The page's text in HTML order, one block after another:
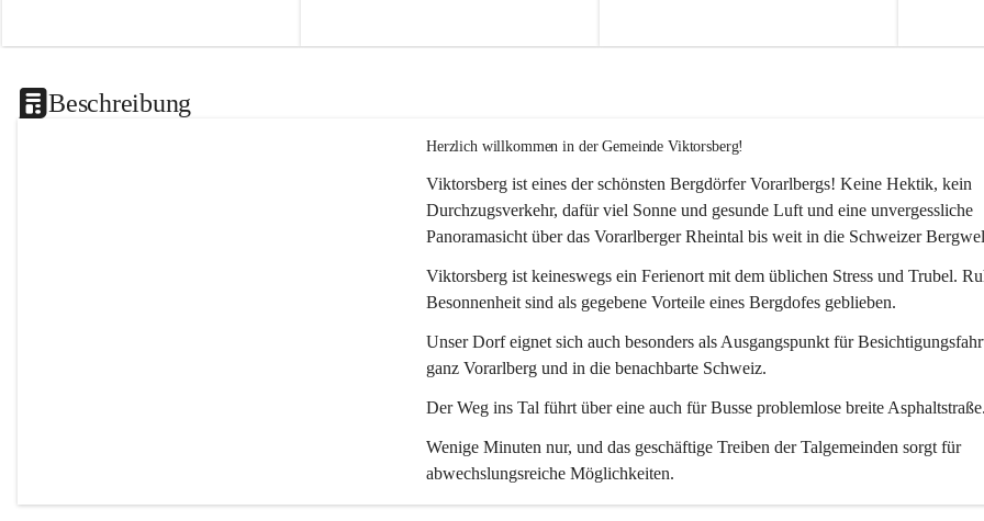
Beschreibung
Herzlich willkommen in der Gemeinde Viktorsberg!
Viktorsberg ist eines der schönsten Bergdörfer Vorarlbergs! Keine Hektik, kein
Durchzugsverkehr, dafür viel Sonne und gesunde Luft und eine unvergessliche
Panoramasicht über das Vorarlberger Rheintal bis weit in die Schweizer
Viktorsberg ist keineswegs ein Ferienort mit dem üblichen Stress und Trubel.
Besonnenheit sind als gegebene Vorteile eines Bergdofes geblieben.
Unser Dorf eignet sich auch besonders als Ausgangspunkt für
ganz Vorarlberg und in die benachbarte Schweiz.
Der Weg ins Tal führt über eine auch für Busse problemlose breite
Wenige Minuten nur, und das geschäftige Treiben der Talgemeinden sorgt für
abwechslungsreiche Möglichkeiten.